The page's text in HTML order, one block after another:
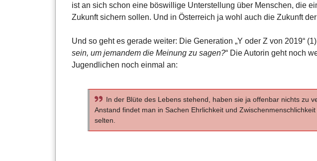
ist an sich schon eine böswillige Unterstellung über Menschen, die
Zukunft sichern sollen. Und in Österreich ja wohl auch die Zukunft
Und so geht es gerade weiter: Die Generation „Y oder Z von 2019“ (1)
sein, um jemandem die Meinung zu sagen?“ Die Autorin geht noch
Jugendlichen noch einmal an:
In der Blüte des Lebens stehend, haben sie ja offenbar nichts zu
Anstand findet man in Sachen Ehrlichkeit und
selten.